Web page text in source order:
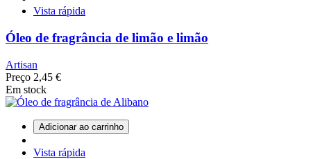
Vista rápida
Óleo de fragrância de limão e limão
Artisan
Preço 2,45 €
Em stock
Adicionar ao carrinho
Vista rápida